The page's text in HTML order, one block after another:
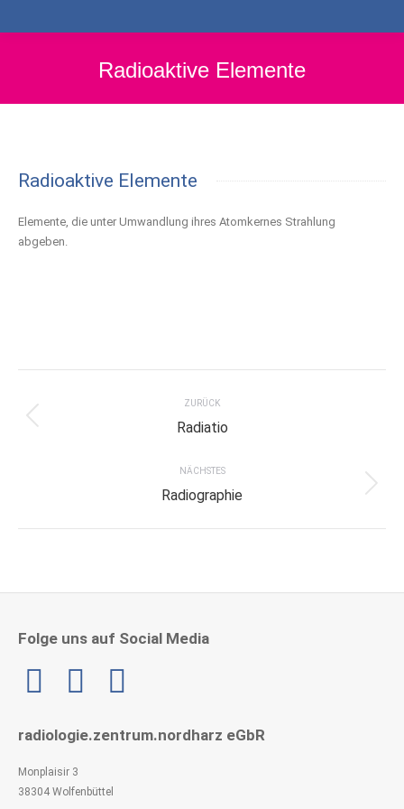
Radioaktive Elemente
Radioaktive Elemente
Elemente, die unter Umwandlung ihres Atomkernes Strahlung
abgeben.
navigation
ZURÜCK
Previous
Radiatio
NÄCHSTES
Next
Radiographie
Folge uns auf Social Media
Linkedin
radiologie.zentrum.nordharz eGbR
Monplaisir 3
38304 Wolfenbüttel